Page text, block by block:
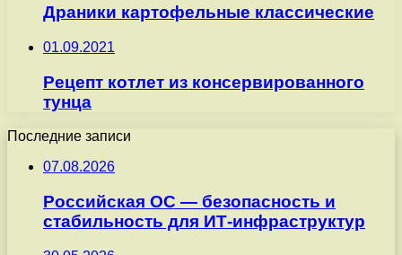
Драники картофельные классические
01.09.2021
Рецепт котлет из консервированного
тунца
Последние записи
07.08.2026
Российская ОС — безопасность и
стабильность для ИТ-инфраструктур